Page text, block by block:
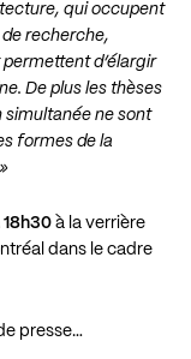
qui occupent
recherche,
d’élargir
De plus les thèses
simultanée ne sont
formes de la
18h30 à la verrière
dans le cadre
presse…